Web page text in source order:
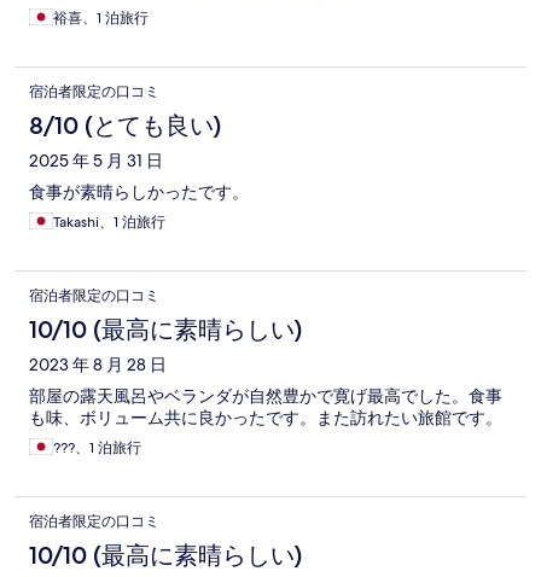
裕喜、1 泊旅行
宿泊者限定の口コミ
8/10 (とても良い)
2025 年 5 月 31 日
食事が素晴らしかったです。
Takashi、1 泊旅行
宿泊者限定の口コミ
10/10 (最高に素晴らしい)
2023 年 8 月 28 日
部屋の露天風呂やベランダが自然豊かで寛げ最高でした。食事
も味、ボリューム共に良かったです。また訪れたい旅館です。
???、1 泊旅行
宿泊者限定の口コミ
10/10 (最高に素晴らしい)